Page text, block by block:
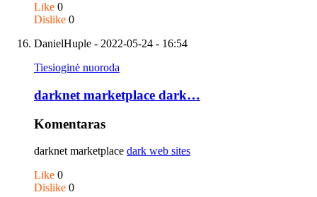
Like 0
Dislike 0
DanielHuple - 2022-05-24 - 16:54
Tiesioginė nuoroda
darknet marketplace dark…
Komentaras
darknet marketplace dark web sites
Like 0
Dislike 0